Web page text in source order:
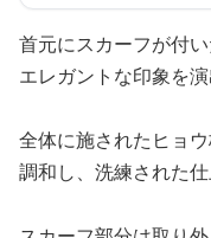
首元にスカーフが付
エレガントな印象を演
全体に施されたヒョ
調和し、洗練された仕